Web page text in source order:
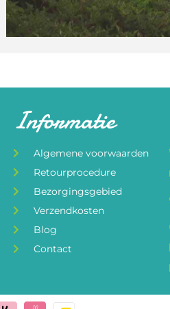
Informatie
Algemene voorwaarden
Retourprocedure
Bezorgingsgebied
Verzendkosten
Blog
Contact